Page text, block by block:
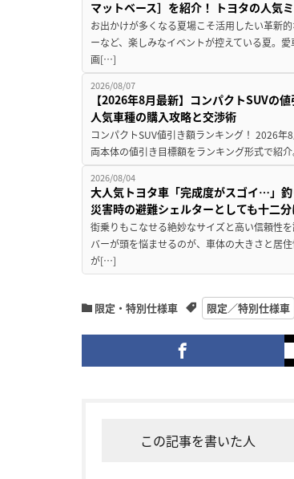
マットベース］を紹介！ トヨタの人気
お出かけが多くなる夏場こそ活用したい革新
ーなど、楽しみなイベントが控えている夏。
画[…]
2026/08/07
【2026年8月最新】コンパクトSUVの
人気車種の購入攻略と交渉術
コンパクトSUV値引き額ランキング！ 2026
両本体の値引き目標額をランキング形式で紹
2026/08/04
大人気トヨタ車「完成度がスゴイ…」釣
災害時の避難シェルターとしても十二分
街乗りもこなせる絶妙なサイズと高い信頼性
バーが頭を悩ませるのが、車体の大きさと居
が[…]
限定・特別仕様車 限定／特別仕様車
この記事を書いた人